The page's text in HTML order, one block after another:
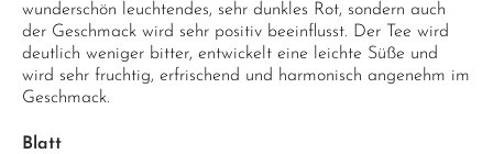
wunderschön leuchtendes, sehr dunkles Rot, sondern auch
der Geschmack wird sehr positiv beeinflusst. Der Tee wird
deutlich weniger bitter, entwickelt eine leichte Süße und
wird sehr fruchtig, erfrischend und harmonisch angenehm im
Geschmack.
Blatt